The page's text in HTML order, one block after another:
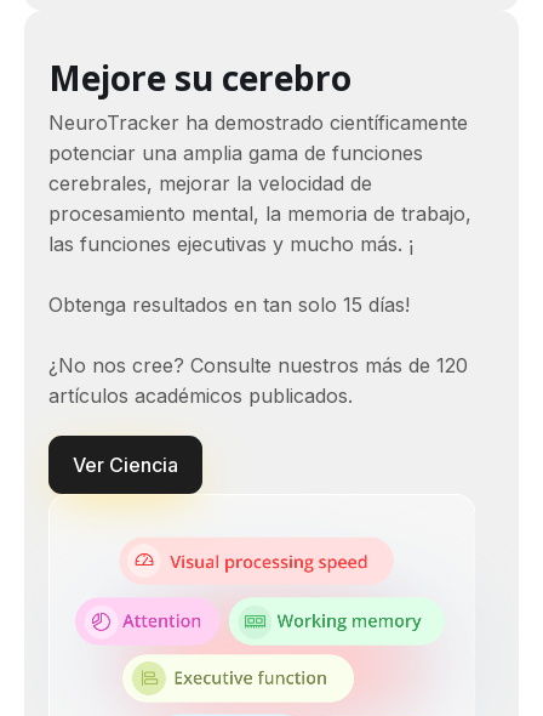
Mejore su cerebro
NeuroTracker ha demostrado científicamente
potenciar una amplia gama de funciones
cerebrales, mejorar la velocidad de
procesamiento mental, la memoria de trabajo,
las funciones ejecutivas y mucho más. ¡
Obtenga resultados en tan solo 15 días!
¿No nos cree? Consulte nuestros más de 120
artículos académicos publicados.
Ver Ciencia